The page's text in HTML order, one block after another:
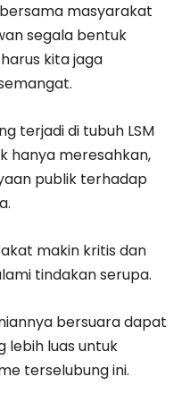
masyarakat
segala bentuk
kita jaga
terjadi di tubuh LSM
hanya meresahkan,
publik terhadap
makin kritis dan
tindakan serupa.
bersuara dapat
lebih luas untuk
terselubung ini.